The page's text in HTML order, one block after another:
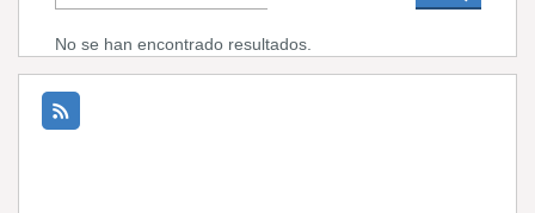
No se han encontrado resultados.